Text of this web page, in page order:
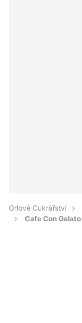
Orlové Cukrářství
Cafe Con Gelato